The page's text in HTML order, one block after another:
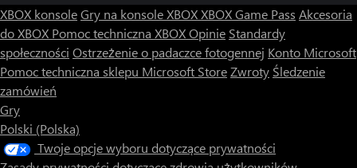
XBOX konsoleGry na konsole XBOXXBOX Game Pass Akcesoria
do XBOX Pomoc techniczna XBOXOpinie Standardy
społeczności Ostrzeżenie o padaczce fotogennej Konto Microsoft
Pomoc techniczna sklepu Microsoft StoreZwroty Śledzenie
zamówień
Gry
Polski (Polska)
Twoje opcje wyboru dotyczące prywatności